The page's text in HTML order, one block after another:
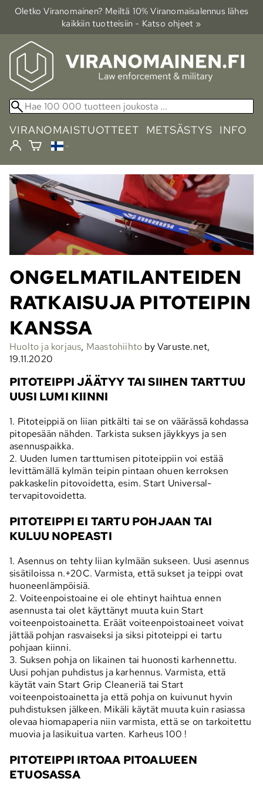
Oletko Viranomainen? Meiltä 10% Viranomais­alennus lähes
kaikkiin tuotteisiin - Katso ohjeet »
VIRANOMAISTUOTTEET METSÄSTYS INFO
ONGELMATILANTEIDEN
RATKAISUJA PITOTEIPIN
KANSSA
Huolto ja korjaus, Maastohiihto by Varuste.net,
19.11.2020
PITOTEIPPI JÄÄTYY TAI SIIHEN TARTTUU
UUSI LUMI KIINNI
1. Pitoteippiä on liian pitkälti tai se on väärässä kohdassa
pitopesään nähden. Tarkista suksen jäykkyys ja sen
asennuspaikka.
2. Uuden lumen tarttumisen pitoteippiin voi estää
levittämällä kylmän teipin pintaan ohuen kerroksen
pakkaskelin pitovoidetta, esim. Start Universal-
tervapitovoidetta.
PITOTEIPPI EI TARTU POHJAAN TAI
KULUU NOPEASTI
1. Asennus on tehty liian kylmään sukseen. Uusi asennus
sisätiloissa n.+20C. Varmista, että sukset ja teippi ovat
huoneenlämpöisiä.
2. Voiteenpoistoaine ei ole ehtinyt haihtua ennen
asennusta tai olet käyttänyt muuta kuin Start
voiteenpoistoainetta. Eräät voiteenpoistoaineet voivat
jättää pohjan rasvaiseksi ja siksi pitoteippi ei tartu
pohjaan kiinni.
3. Suksen pohja on likainen tai huonosti karhennettu.
Uusi pohjan puhdistus ja karhennus. Varmista, että
käytät vain Start Grip Cleaneriä tai Start
voiteenpoistoainetta ja että pohja on kuivunut hyvin
puhdistuksen jälkeen. Mikäli käytät muuta kuin rasiassa
olevaa hiomapaperia niin varmista, että se on tarkoitettu
muovia ja lasikuitua varten. Karheus 100 !
PITOTEIPPI IRTOAA PITOALUEEN
ETUOSASSA